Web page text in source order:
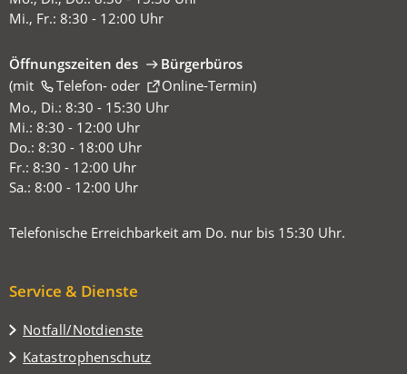
Mi., Fr.: 8:30 - 12:00 Uhr
Öffnungszeiten des
Bürgerbüros
(mit
Telefon-oder Online-Termin
(Öffnet
in
einem
neuen
Tab)
)
Mo., Di.: 8:30 - 15:30 Uhr
Mi.: 8:30 - 12:00 Uhr
Do.: 8:30 - 18:00 Uhr
Fr.: 8:30 - 12:00 Uhr
Sa.: 8:00 - 12:00 Uhr
Telefonische Erreichbarkeit am Do. nur bis 15:30 Uhr.
Service & Dienste
Notfall/Notdienste
Katastrophenschutz